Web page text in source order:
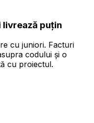
puțin
cu juniori. Facturi
codului și o
cu proiectul.